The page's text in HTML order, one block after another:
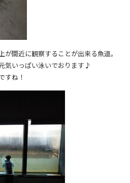
間近に観察することが出来る魚道。
気いっぱい泳いでおります♪
すね！